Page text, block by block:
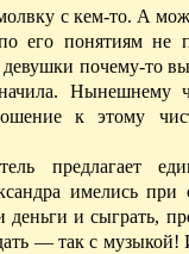
с кем-то. А
его понятиям не
почему-то
Нынешнему
к этому
предлагает
имелись при
деньги и сыграть,
— так с музыкой!